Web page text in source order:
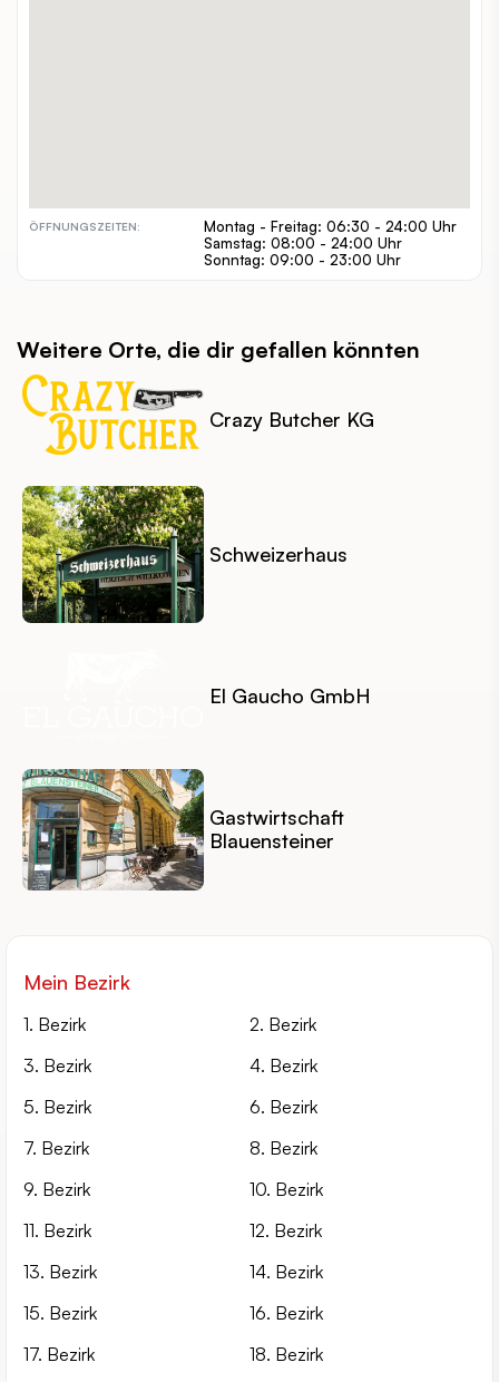
ÖFFNUNGSZEITEN:
Montag - Freitag: 06:30 - 24:00 Uhr
Samstag: 08:00 - 24:00 Uhr
Sonntag: 09:00 - 23:00 Uhr
Weitere Orte, die dir gefallen könnten
Crazy Butcher KG
Schweizerhaus
El Gaucho GmbH
Gastwirtschaft
Blauensteiner
Mein Bezirk
1. Bezirk
2. Bezirk
3. Bezirk
4. Bezirk
5. Bezirk
6. Bezirk
7. Bezirk
8. Bezirk
9. Bezirk
10. Bezirk
11. Bezirk
12. Bezirk
13. Bezirk
14. Bezirk
15. Bezirk
16. Bezirk
17. Bezirk
18. Bezirk